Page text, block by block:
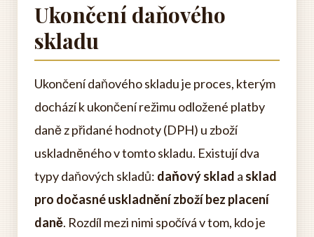
Ukončení daňového
skladu
Ukončení daňového skladu je proces, kterým
dochází k ukončení režimu odložené platby
daně z přidané hodnoty (DPH) u zboží
uskladněného v tomto skladu. Existují dva
typy daňových skladů: daňový sklad a sklad
pro dočasné uskladnění zboží bez placení
daně. Rozdíl mezi nimi spočívá v tom, kdo je